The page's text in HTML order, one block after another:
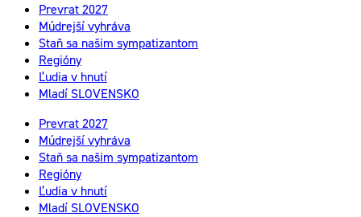
Prevrat 2027
Múdrejší vyhráva
Staň sa našim sympatizantom
Regióny
Ľudia v hnutí
Mladí SLOVENSKO
Prevrat 2027
Múdrejší vyhráva
Staň sa našim sympatizantom
Regióny
Ľudia v hnutí
Mladí SLOVENSKO